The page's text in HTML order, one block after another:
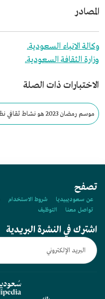
المصادر
وكالة الانباء السعودية.
وزارة الثقافة السعودية.
الاختبارات ذات الصلة
موسم رمضان 2023 هو نشاط ثقافي نظمته وزارة الثقافة في:
تصفح
عن سعوديبيديا شروط الاستخدام
تواصل معنا
التوظيف
اشترك في النشرة البريدية